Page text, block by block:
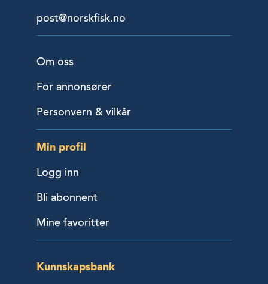
post@norskfisk.no
Om oss
For annonsører
Personvern & vilkår
Min profil
Logg inn
Bli abonnent
Mine favoritter
Kunnskapsbank